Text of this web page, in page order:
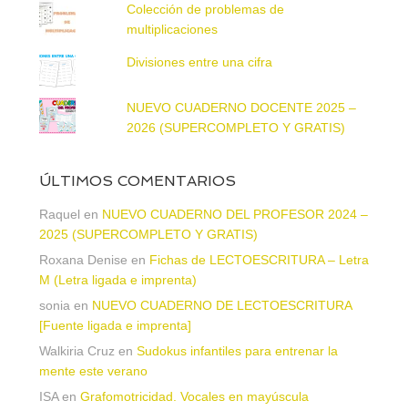
Colección de problemas de
multiplicaciones
Divisiones entre una cifra
NUEVO CUADERNO DOCENTE 2025 –
2026 (SUPERCOMPLETO Y GRATIS)
ÚLTIMOS COMENTARIOS
Raquel en NUEVO CUADERNO DEL PROFESOR 2024 –
2025 (SUPERCOMPLETO Y GRATIS)
Roxana Denise en Fichas de LECTOESCRITURA – Letra
M (Letra ligada e imprenta)
sonia en NUEVO CUADERNO DE LECTOESCRITURA
[Fuente ligada e imprenta]
Walkiria Cruz en Sudokus infantiles para entrenar la
mente este verano
ISAen Grafomotricidad. Vocales en mayúscula